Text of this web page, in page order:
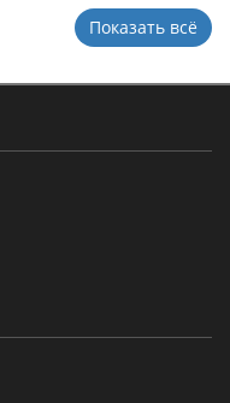
Показать всё